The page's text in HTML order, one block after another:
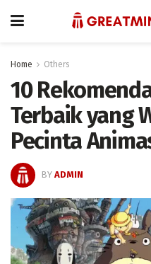
Home Others
10
Terbaik yang
Pecinta
BY ADMIN